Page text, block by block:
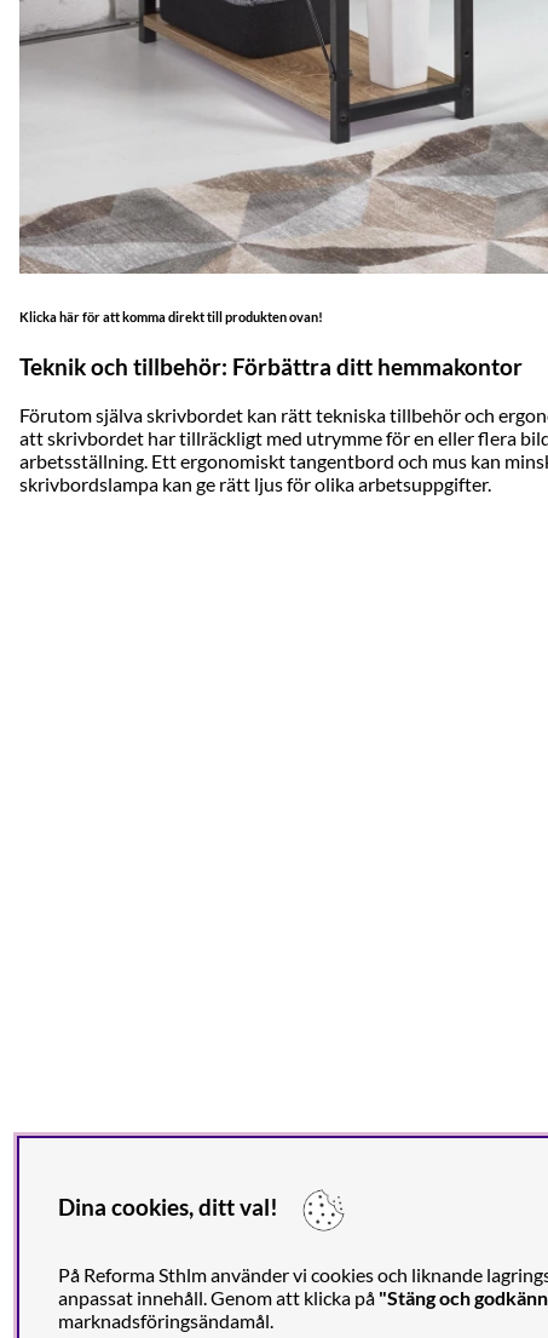
Klicka här för att komma direkt till produkten ovan!
Teknik och tillbehör: Förbättra ditt hemmakontor
Förutom själva skrivbordet kan rätt tekniska tillbehör och
att skrivbordet har tillräckligt med utrymme för en eller flera
arbetsställning. Ett ergonomiskt tangentbord och mus kan
skrivbordslampa kan ge rätt ljus för olika arbetsuppgifter.
Dina cookies, ditt val!
På Reforma Sthlm använder vi cookies och liknande
anpassat innehåll. Genom att klicka på "Stäng och
marknadsföringsändamål.